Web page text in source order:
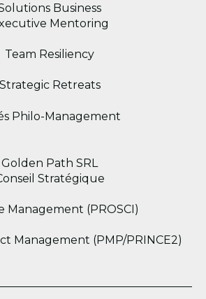
Business
Mentoring
Team Resiliency
Strategic Retreats
Philo-Management
Golden Path SRL
Stratégique
Management (PROSCI)
Management (PMP/PRINCE2)